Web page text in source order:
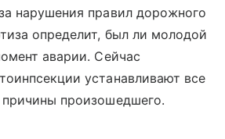
нарушения правил дорожного
определит, был ли молодой
аварии. Сейчас
устанавливают все
причины произошедшего.